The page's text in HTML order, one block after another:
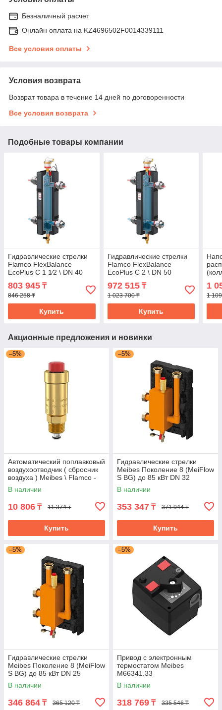
Безналичный расчет
Онлайн оплата на KZ4696502F0014339111
Все условия оплаты
Условия возврата
Возврат товара в течение 14 дней по договоренности
Все условия возврата
Подобные товары компании
Гидравлические стрелки
Flamco FlexBalance
EcoPlus C 1 1⁄2 \ DN 40
803 945 ₸
846 258 ₸
Купить
Гидравлические стрелки
Flamco FlexBalance
EcoPlus C 2 \ DN 50
972 515₸
1 023 700 ₸
Купить
кВт
1
1
Акционные предложения и новинки
–5%
Автоматический поплавковый
воздухоотводчик ( сбросник
воздуха ) Meibes \ Flamco -
Flexvent G 1/2 FL 27740
В наличии
10 806 ₸ 11 374 ₸
Купить
–5%
Гидравлические стрелки
Meibes Поколение 8 (MeiFlow
S BG) до 85 кВт DN 32
В наличии
353 347 ₸ 371 944 ₸
Купить
–5%
Гидравлические стрелки
Meibes Поколение 8 (MeiFlow
S BG) до 85 кВт DN 25
В наличии
346 864 ₸ 365 120 ₸
–5%
Привод с электронным
термостатом Meibes
M66341.33
В наличии
318 769 ₸ 335 546 ₸